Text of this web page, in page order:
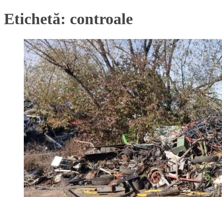
Etichetă: controale